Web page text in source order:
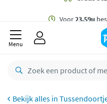
CO2
Menu